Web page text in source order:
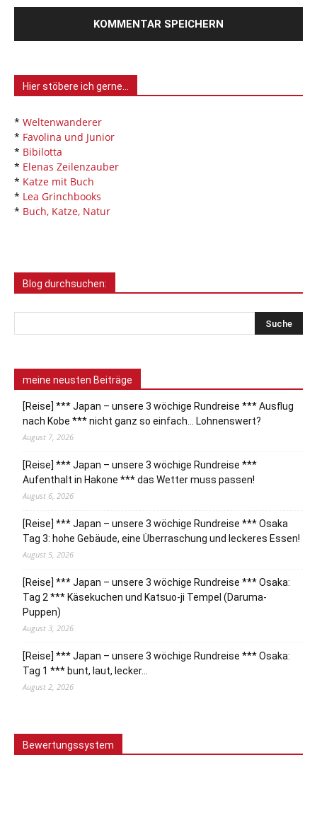
Hier stöbere ich gerne…
* Weltenwanderer
* Favolina und Junior
* Bibilotta
* Elenas Zeilenzauber
* Katze mit Buch
* Lea Grinchbooks
* Buch, Katze, Natur
Blog durchsuchen:
meine neusten Beiträge
[Reise] *** Japan – unsere 3 wöchige Rundreise *** Ausflug
nach Kobe *** nicht ganz so einfach… Lohnenswert?
August 7, 2026
[Reise] *** Japan – unsere 3 wöchige Rundreise ***
Aufenthalt in Hakone *** das Wetter muss passen!
August 6, 2026
[Reise] *** Japan – unsere 3 wöchige Rundreise *** Osaka
Tag 3: hohe Gebäude, eine Überraschung und leckeres Essen!
August 5, 2026
[Reise] *** Japan – unsere 3 wöchige Rundreise *** Osaka:
Tag 2 *** Käsekuchen und Katsuo-ji Tempel (Daruma-
Puppen)
August 3, 2026
[Reise] *** Japan – unsere 3 wöchige Rundreise *** Osaka:
Tag 1 *** bunt, laut, lecker…
August 2, 2026
Bewertungssystem